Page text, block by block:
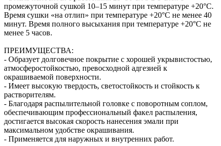
промежуточной сушкой 10–15 минут при температуре +20°С.
Время сушки «на отлип» при температуре +20°С не менее 40
минут. Время полного высыхания при температуре +20°С не
менее 5 часов.
ПРЕИМУЩЕСТВА:
- Образует долговечное покрытие с хорошей укрывистостью,
атмосферостойкостью, превосходной адгезией к
окрашиваемой поверхности.
- Имеет высокую твердость, светостойкость и стойкость к
растворителям.
- Благодаря распылительной головке с поворотным соплом,
обеспечивающим профессиональный факел распыления,
достигается высокая скорость нанесения эмали при
максимальном удобстве окрашивания.
- Применяется для наружных и внутренних работ.